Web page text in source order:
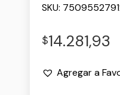
SKU:
$14.281,93
Agregar a